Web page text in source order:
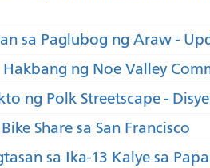
sa Paglubog ng Araw -
ng Noe Valley
ng Polk Streetscape -
Share sa San Francisco
sa Ika-13 Kalye sa